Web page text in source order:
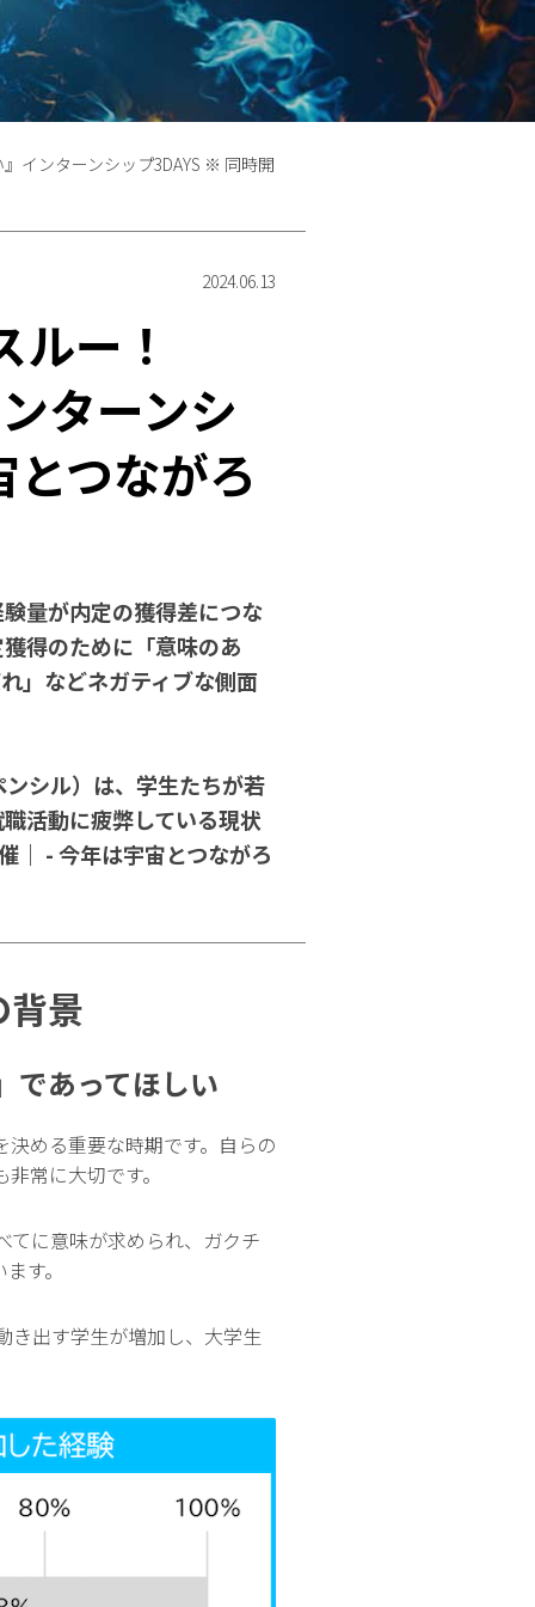
インターンシップ3DAYS ※ 同時開
2024.06.13
ー！
ターンシ
つながろ
量が内定の獲得差につな
得のために「意味のあ
」などネガティブな側面
シル）は、学生たちが若
活動に疲弊している現状
｜ - 今年は宇宙とつながろ
景
であってほしい
める重要な時期です。自らの
常に大切です。
てに意味が求められ、ガクチ
す。
き出す学生が増加し、大学生